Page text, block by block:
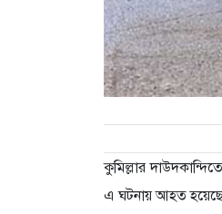
কুমিল্লার
এ ঘটনায় আহত